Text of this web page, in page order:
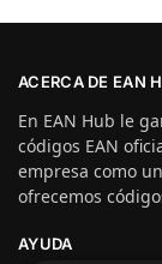
ACERCA DE EAN
En EAN Hub le
códigos EAN
empresa como
ofrecemos
AYUDA